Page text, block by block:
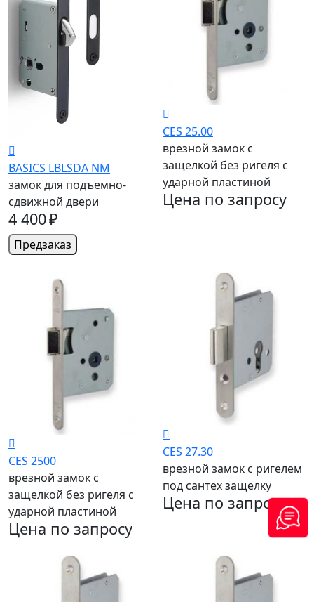
BASICS LBLSDA NM
замок для подъемно-
сдвижной двери
4 400 ₽
Предзаказ
CES 25.00
врезной замок c
защелкой без ригеля с
ударной пластиной
Цена по запросу
CES 2500
врезной замок c
защелкой без ригеля с
ударной пластиной
Цена по запросу
CES 27.30
врезной замок с ригелем
под сантех защелку
Цена по запросу